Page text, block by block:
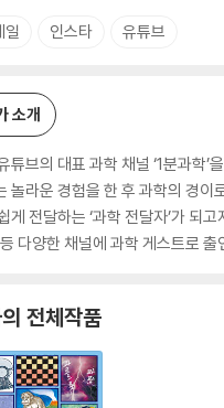
일 인스타 유튜브
소개
튜브의 대표 과학 채널 ‘1분과학
놀라운 경험을 한 후 과학의 경
게 전달하는 ‘과학 전달자’가 되
등 다양한 채널에 과학 게스트로
전체작품